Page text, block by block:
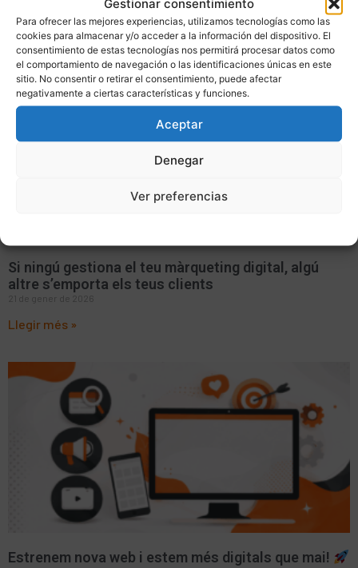
Gestionar consentimiento
Para ofrecer las mejores experiencias, utilizamos tecnologías como las
cookies para almacenar y/o acceder a la información del dispositivo. El
consentimiento de estas tecnologías nos permitirá procesar datos como
el comportamiento de navegación o las identificaciones únicas en este
sitio. No consentir o retirar el consentimiento, puede afectar
negativamente a ciertas características y funciones.
Aceptar
Denegar
Ver preferencias
Llegir més »
Si ningú gestiona el teu màrqueting digital, algú
altre s’emporta els teus clients
21 de gener de 2026
Llegir més »
Estrenem nova web i estem més digitals que mai!